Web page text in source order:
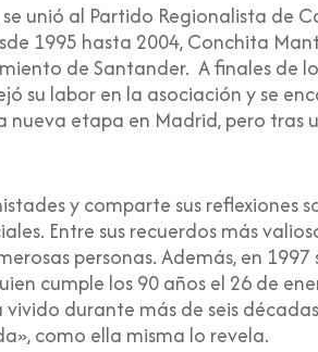
unió al Partido Regionalista de
1995 hasta 2004, Conchita
de Santander. A finales de
su labor en la asociación y se
etapa en Madrid, pero tras
y comparte sus reflexiones
Entre sus recuerdos más
personas. Además, en
cumple los 90 años el 26 de
durante más de seis
como ella misma lo revela.